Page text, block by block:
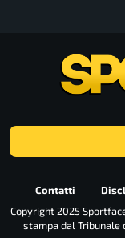
Contatti
Copyright 2025
stampa dal Tribunale